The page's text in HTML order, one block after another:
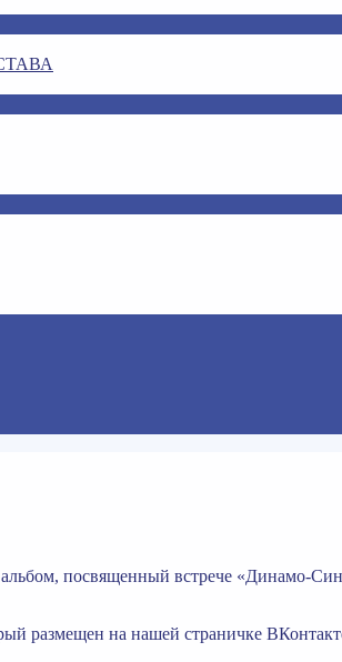
посвященный встрече «Динамо-
размещен на нашей страничке